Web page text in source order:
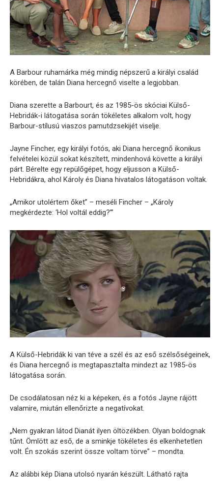
A Barbour ruhamárka még mindig népszerű a királyi család
körében, de talán Diana hercegnő viselte a legjobban.
Diana szerette a Barbourt, és az 1985-ös skóciai Külső-
Hebridák-i látogatása során tökéletes alkalom volt, hogy
Barbour-stílusú viaszos pamutdzsekijét viselje.
Jayne Fincher, egy királyi fotós, aki Diana hercegnő ikonikus
felvételei közül sokat készített, mindenhová követte a királyi
párt. Bérelte egy repülőgépet, hogy eljusson a Külső-
Hebridákra, ahol Károly és Diana hivatalos látogatáson voltak.
„Amikor utolértem őket” – meséli Fincher – „Károly
megkérdezte: ‘Hol voltál eddig?’”
A Külső-Hebridák ki van téve a szél és az eső szélsőségeinek,
és Diana hercegnő is megtapasztalta mindezt az 1985-ös
látogatása során.
De csodálatosan néz ki a képeken, és a fotós Jayne rájött
valamire, miután ellenőrizte a negatívokat.
„Nem gyakran látod Dianát ilyen öltözékben. Olyan boldognak
tűnt. Ömlött az eső, de a sminkje tökéletes és elkenhetetlen
volt. Én szokás szerint össze voltam törve” – mondta.
Az alábbi kép Diana utolsó nyarán készült. Látható rajta